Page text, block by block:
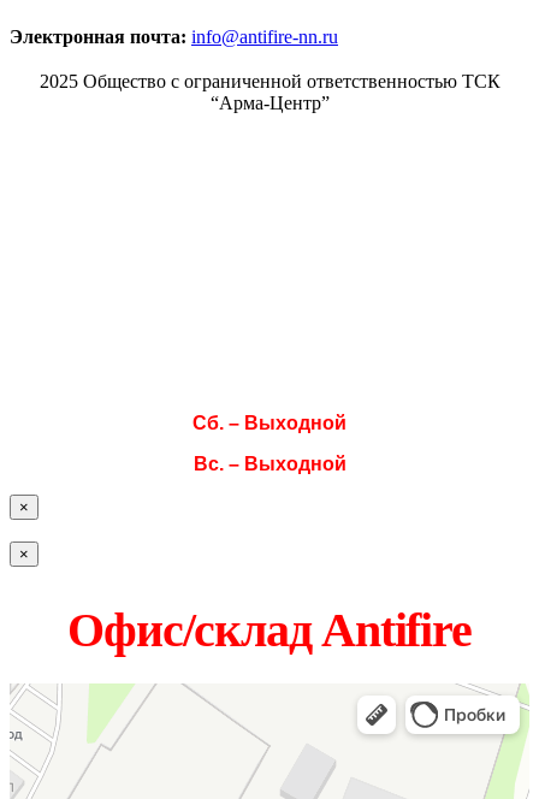
Электронная почта: info@antifire-nn.ru
2025 Общество с ограниченной ответственностью ТСК
“Арма-Центр”
Сб. – Выходной
Вс. – Выходной
×
×
Офис/склад Antifire